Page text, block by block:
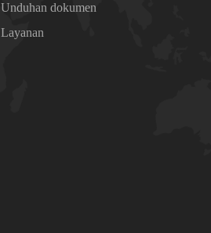
Unduhan dokumen
Layanan